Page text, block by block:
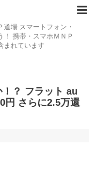
場 スマートフォン・
！ 携帯・スマホＭＮＰ
まれています
？ フラット au
円 さらに2.5万還